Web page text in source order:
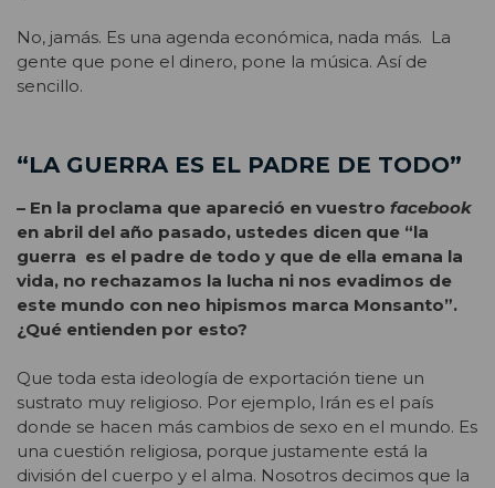
No, jamás. Es una agenda económica, nada más. La
gente que pone el dinero, pone la música. Así de
sencillo.
“LA GUERRA ES EL PADRE DE TODO”
– En la proclama que apareció en vuestro facebook
en abril del año pasado, ustedes dicen que “la
guerra es el padre de todo y que de ella emana la
vida, no rechazamos la lucha ni nos evadimos de
este mundo con neo hipismos marca Monsanto”.
¿Qué entienden por esto?
Que toda esta ideología de exportación tiene un
sustrato muy religioso. Por ejemplo, Irán es el país
donde se hacen más cambios de sexo en el mundo. Es
una cuestión religiosa, porque justamente está la
división del cuerpo y el alma. Nosotros decimos que la